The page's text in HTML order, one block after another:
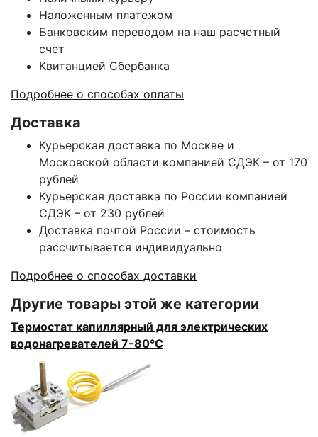
Наложенным платежом
Банковским переводом на наш расчетный
счет
Квитанцией Сбербанка
Подробнее о способах оплаты
Доставка
Курьерская доставка по Москве и
Московской области компанией СДЭК – от 170
рублей
Курьерская доставка по России компанией
СДЭК – от 230 рублей
Доставка почтой России – стоимость
рассчитывается индивидуально
Подробнее о способах доставки
Другие товары этой же категории
Термостат капиллярный для электрических
водонагревателей 7-80°C